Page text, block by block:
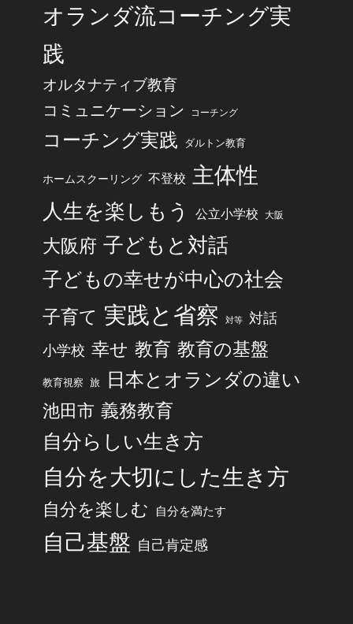
オランダ流コーチング実
践
オルタナティブ教育
コミュニケーション コーチング
コーチング実践 ダルトン教育
ホームスクーリング 不登校 主体性
人生を楽しもう 公立小学校 大阪
大阪府 子どもと対話
子どもの幸せが中心の社会
子育て 実践と省察 対等 対話
小学校 幸せ 教育 教育の基盤
教育視察 旅 日本とオランダの違い
池田市 義務教育
自分らしい生き方
自分を大切にした生き方
自分を楽しむ 自分を満たす
自己基盤 自己肯定感